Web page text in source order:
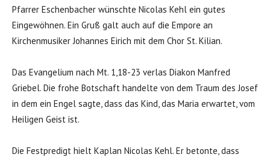
Pfarrer Eschenbacher wünschte Nicolas Kehl ein gutes
Eingewöhnen. Ein Gruß galt auch auf die Empore an
Kirchenmusiker Johannes Eirich mit dem Chor St. Kilian.
Das Evangelium nach Mt. 1,18-23 verlas Diakon Manfred
Griebel. Die frohe Botschaft handelte von dem Traum des Josef
in dem ein Engel sagte, dass das Kind, das Maria erwartet, vom
Heiligen Geist ist.
Die Festpredigt hielt Kaplan Nicolas Kehl. Er betonte, dass